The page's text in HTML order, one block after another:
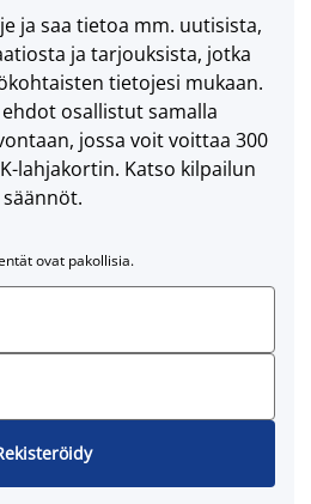
ja saa tietoa mm. uutisista,
ja tarjouksista, jotka
tietojesi mukaan.
ehdot osallistut samalla
jossa voit voittaa 300
lahjakortin. Katso kilpailun
säännöt.
ovat pakollisia.